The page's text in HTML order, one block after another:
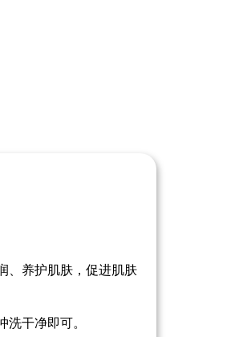
、养护肌肤，促进肌肤
干净即可。